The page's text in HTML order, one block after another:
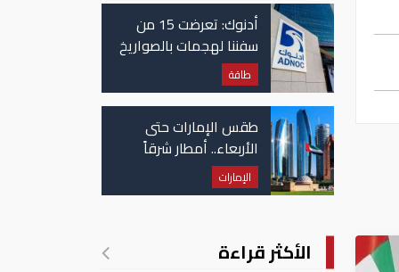
أدنوك: تعرضت 15 من
سفننا لهجمات بالصواريخ
والطائرات المسيّرة منذ
بداية النزاع
طاقة
طقس الإمارات حتى
الأربعاء.. أمطار شرقاً
وجنوباً وانخفاض
تدريجي للحرارة
الإمارات
الأكثر قراءة